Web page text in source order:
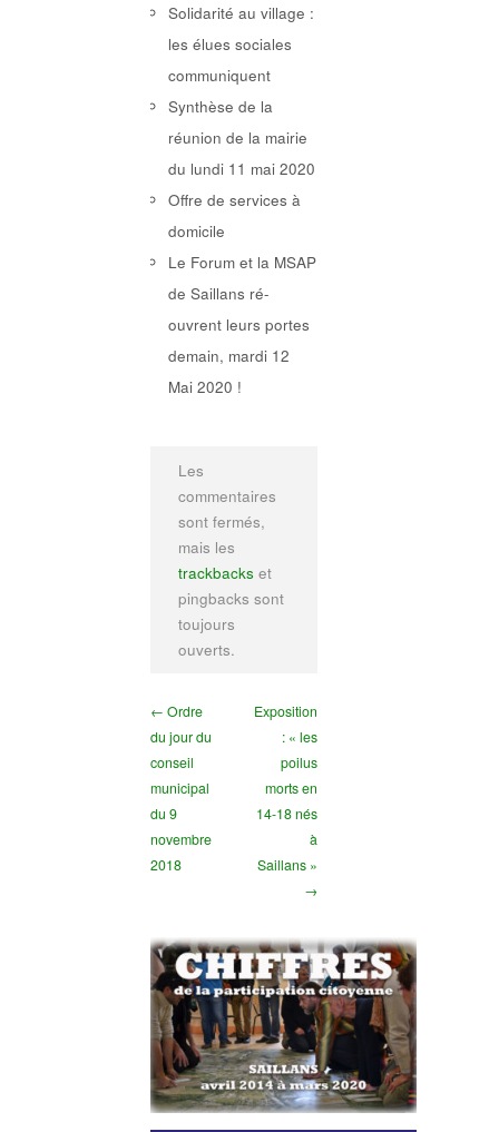
Solidarité au village :
les élues sociales
communiquent
Synthèse de la
réunion de la mairie
du lundi 11 mai 2020
Offre de services à
domicile
Le Forum et la MSAP
de Saillans ré-
ouvrent leurs portes
demain, mardi 12
Mai 2020 !
Les
commentaires
sont fermés,
mais les
trackbacks et
pingbacks sont
toujours
ouverts.
← Ordre
du jour du
conseil
municipal
du 9
novembre
2018
Exposition
: « les
poilus
morts en
14-18 nés
à
Saillans »
→